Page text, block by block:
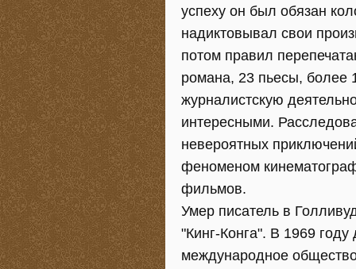
успеху он был обязан
надиктовывал свои
потом правил
романа, 23 пьесы, более
журналистскую
интересными.
невероятных
феноменом
фильмов.
Умер писатель в
"Кинг-Конга". В 1969
международное